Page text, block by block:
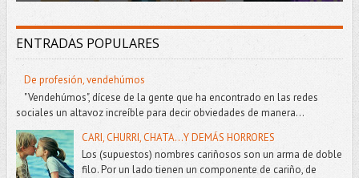
ENTRADAS POPULARES
De profesión, vendehúmos
"Vendehúmos", dícese de la gente que ha encontrado en las redes
sociales un altavoz increíble para decir obviedades de manera...
CARI, CHURRI, CHATA...Y DEMÁS HORRORES
Los (supuestos) nombres cariñosos son un arma de doble
filo. Por un lado tienen un componente de cariño, de